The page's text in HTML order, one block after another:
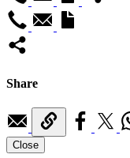
Share
Close